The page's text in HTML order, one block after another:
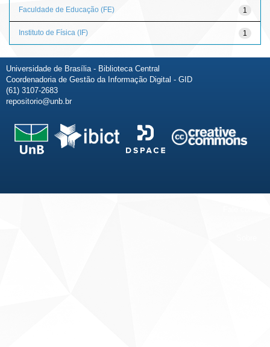
1
Faculdade de Educação (FE)
1
Instituto de Física (IF)
Universidade de Brasília - Biblioteca Central
Coordenadoria de Gestão da Informação Digital - GID
(61) 3107-2683
repositorio@unb.br